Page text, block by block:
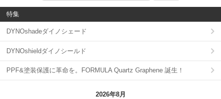
特集
DYNOshadeダイノシェード
DYNOshieldダイノシールド
PPF&塗装保護に革命を。FORMULA Quartz Graphene 誕生！
2026年8月